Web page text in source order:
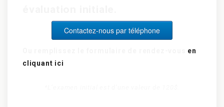
Contactez-nous par téléphone
en
cliquant ici